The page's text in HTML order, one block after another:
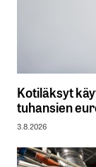
Kotiläksyt
tuhansien
3.8.2026